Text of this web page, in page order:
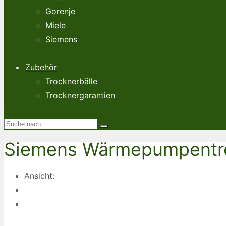
Gorenje
Miele
Siemens
Zubehör
Trocknerbälle
Trocknergarantien
Siemens
Ansicht: